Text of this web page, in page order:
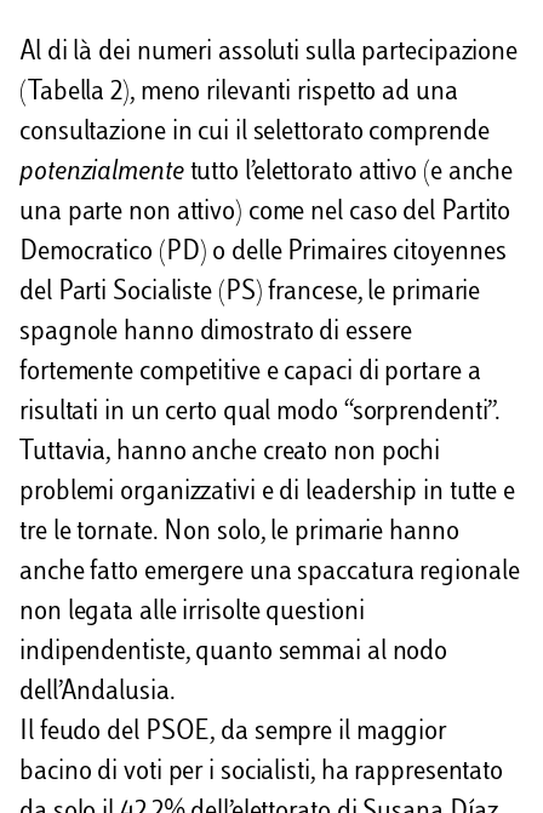
Al di là dei numeri assoluti sulla partecipazione
(Tabella 2), meno rilevanti rispetto ad una
consultazione in cui il selettorato comprende
potenzialmentetutto l’elettorato attivo (e anche
una parte non attivo) come nel caso del Partito
Democratico (PD) o delle Primaires citoyennes
del Parti Socialiste (PS) francese, le primarie
spagnole hanno dimostrato di essere
fortemente competitive e capaci di portare a
risultati in un certo qual modo “sorprendenti”.
Tuttavia, hanno anche creato non pochi
problemi organizzativi e di leadership in tutte e
tre le tornate. Non solo, le primarie hanno
anche fatto emergere una spaccatura regionale
non legata alle irrisolte questioni
indipendentiste, quanto semmai al nodo
dell’Andalusia.
Il feudo del PSOE, da sempre il maggior
bacino di voti per i socialisti, ha rappresentato